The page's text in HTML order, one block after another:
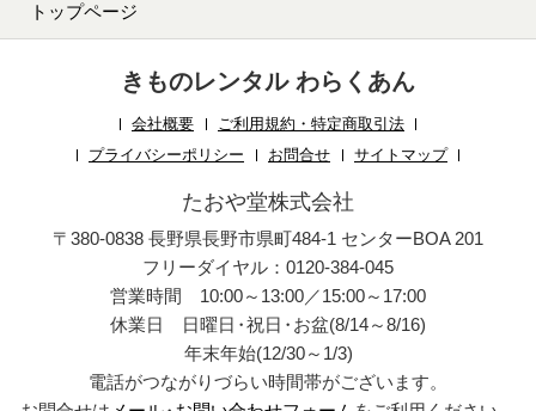
トップページ
きものレンタル わらくあん
会社概要
ご利用規約・特定商取引法
プライバシーポリシー
お問合せ サイトマップ
たおや堂株式会社
〒380-0838 長野県長野市県町484-1 センターBOA 201
フリーダイヤル：0120-384-045
営業時間 10:00～13:00／15:00～17:00
休業日 日曜日・祝日・お盆(8/14～8/16)
年末年始(12/30～1/3)
電話がつながりづらい時間帯がございます。